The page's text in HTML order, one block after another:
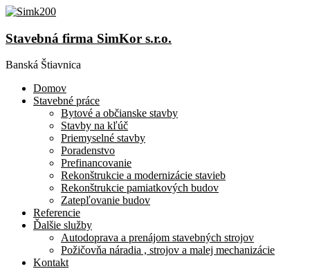
Stavebná firma SimKor s.r.o.
Banská Štiavnica
Domov
Stavebné práce
Bytové a občianske stavby
Stavby na kľúč
Priemyselné stavby
Poradenstvo
Prefinancovanie
Rekonštrukcie a modernizácie stavieb
Rekonštrukcie pamiatkových budov
Zatepľovanie budov
Referencie
Ďalšie služby
Autodoprava a prenájom stavebných strojov
Požičovňa náradia , strojov a malej mechanizácie
Kontakt